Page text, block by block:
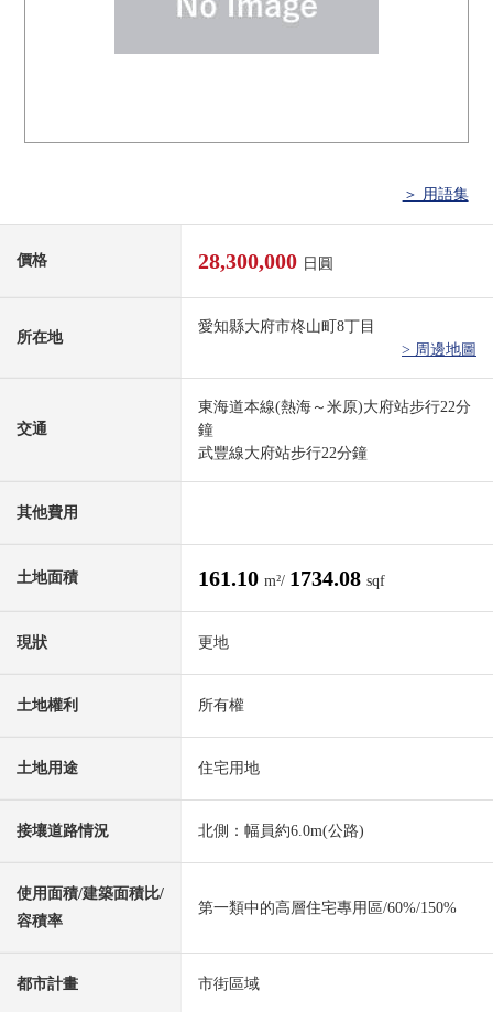
＞ 用語集
價格 28,300,000 日圓
所在地
愛知縣大府市柊山町8丁目
> 周邊地圖
交通
東海道本線(熱海～米原)大府站步行22分
鐘
武豐線大府站步行22分鐘
其他費用
土地面積 161.10 m²/ 1734.08 sqf
現狀 更地
土地權利 所有權
土地用途 住宅用地
接壤道路情況 北側：幅員約6.0m(公路)
使用面積/建築面積比/
容積率
第一類中的高層住宅專用區/60%/150%
都市計畫 市街區域